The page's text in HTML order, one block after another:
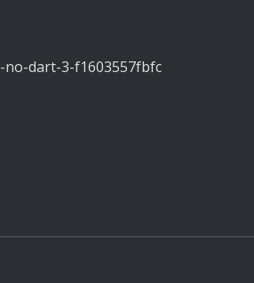
dart-3-f1603557fbfc